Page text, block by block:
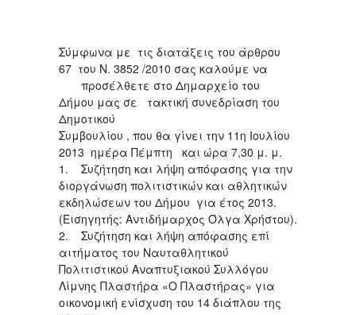
Σύμφωνα με τις διατάξεις του άρθρου
67 του N. 3852 /2010 σας καλούμε να
προσέλθετε στο Δημαρχείο του
Δήμου μας σε τακτική συνεδρίαση του
Δημοτικού
Συμβουλίου , που θα γίνει την 11η Ιουλίου
2013 ημέρα Πέμπτη και ώρα 7,30 μ. μ.
1. Συζήτηση και λήψη απόφασης για την
διοργάνωση πολιτιστικών και αθλητικών
εκδηλώσεων του Δήμου για έτος 2013.
(Εισηγητής: Αντιδήμαρχος Όλγα Χρήστου).
2. Συζήτηση και λήψη απόφασης επί
αιτήματος του Ναυταθλητικού
Πολιτιστικού Αναπτυξιακού Συλλόγου
Λίμνης Πλαστήρα «Ο Πλαστήρας» για
οικονομική ενίσχυση του 14 διάπλου της